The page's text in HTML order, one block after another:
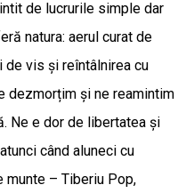
de lucrurile simple dar
natura: aerul curat de
vis și reîntâlnirea cu
dezmorțim și ne reamintim
Ne e dor de libertatea și
când aluneci cu
munte – Tiberiu Pop,